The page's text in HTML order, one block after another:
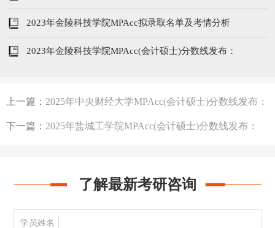
211/104/52
2023年金陵科技学院MPAcc拟录取名单及考情分析
2023年金陵科技学院MPAcc(会计硕士)分数线发布：
上一篇： 2025年中央财经大学MPAcc(会计硕士)分数线发布：
194/96/48
下一篇： 2025年盐城工学院MPAcc(会计硕士)分数线发布：
了解最新考研咨询
学员姓名